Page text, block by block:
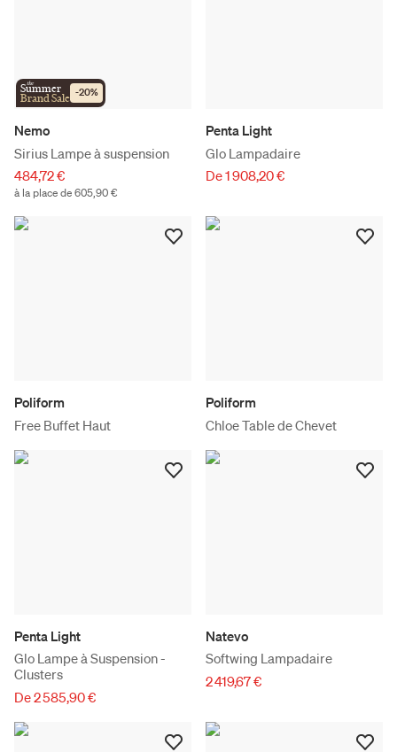
the
Summer
Brand Sale -20%
Nemo
Sirius Lampe à suspension
484,72 €
à la place de 605,90 €
Penta Light
Glo Lampadaire
De 1 908,20 €
Poliform
Free Buffet Haut
Poliform
Chloe Table de Chevet
Penta Light
Glo Lampe à Suspension -
Clusters
De 2 585,90 €
Natevo
Softwing Lampadaire
2 419,67 €